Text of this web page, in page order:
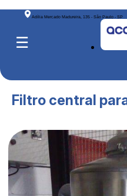
Adília Mercado Madureira, 135 - São Paulo - SP
☰
Filtro central